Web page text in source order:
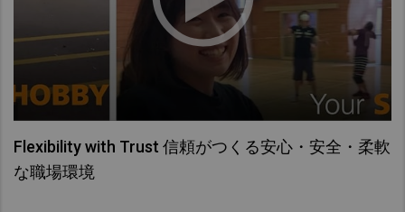
Flexibility with Trust 信頼がつくる安心・安全・柔軟
な職場環境